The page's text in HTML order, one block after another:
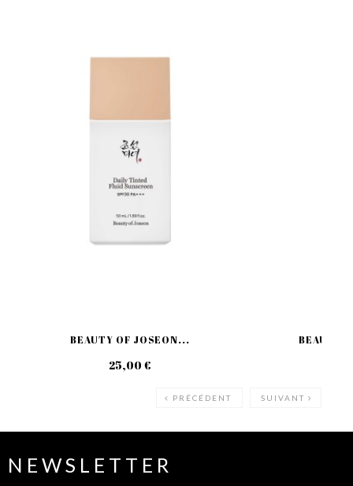
BEAUTY OF JOSEON...
25,00 €
BEAUTY
PRÉCÉDENT SUIVANT
NEWSLETTER